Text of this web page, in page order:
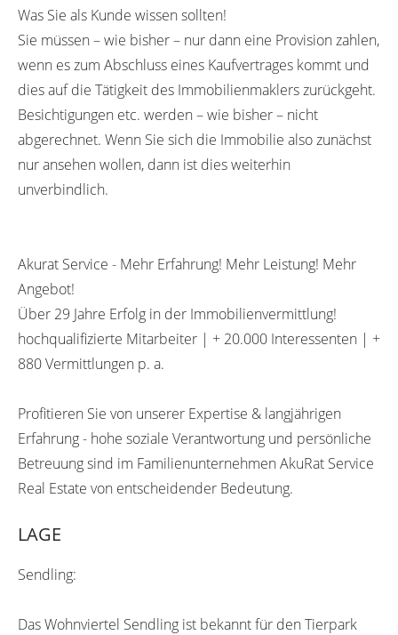
Was Sie als Kunde wissen sollten!
Sie müssen – wie bisher – nur dann eine Provision zahlen,
wenn es zum Abschluss eines Kaufvertrages kommt und
dies auf die Tätigkeit des Immobilienmaklers zurückgeht.
Besichtigungen etc. werden – wie bisher – nicht
abgerechnet. Wenn Sie sich die Immobilie also zunächst
nur ansehen wollen, dann ist dies weiterhin
unverbindlich.
Akurat Service - Mehr Erfahrung! Mehr Leistung! Mehr
Angebot!
Über 29 Jahre Erfolg in der Immobilienvermittlung!
hochqualifizierte Mitarbeiter | + 20.000 Interessenten | +
880 Vermittlungen p. a.
Profitieren Sie von unserer Expertise & langjährigen
Erfahrung - hohe soziale Verantwortung und persönliche
Betreuung sind im Familienunternehmen AkuRat Service
Real Estate von entscheidender Bedeutung.
LAGE
Sendling:
Das Wohnviertel Sendling ist bekannt für den Tierpark